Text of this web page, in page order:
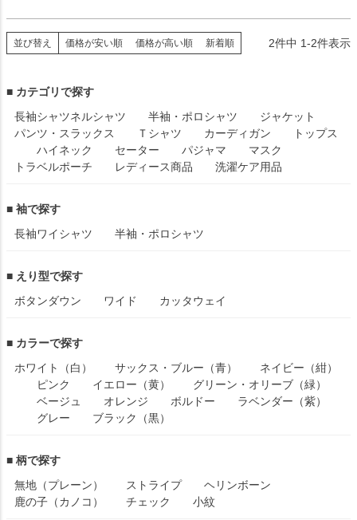
並び替え 価格が安い順 価格が高い順 新着順 2件中 1-2件表示
■ カテゴリで探す
長袖シャツネルシャツ 半袖・ポロシャツ
ジャケット
パンツ・スラックス
Ｔシャツ カーディガン
トップス
ハイネック
セーター パジャマ
マスク
トラベルポーチ
レディース商品 洗濯ケア用品
■ 袖で探す
長袖ワイシャツ
半袖・ポロシャツ
■ えり型で探す
ボタンダウン
ワイド カッタウェイ
■ カラーで探す
ホワイト（白）
サックス・ブルー（青）
ネイビー（紺）
ピンク
イエロー（黄）
グリーン・オリーブ（緑）
ベージュ
オレンジ ボルドー
ラベンダー（紫）
グレー
ブラック（黒）
■ 柄で探す
無地（プレーン）
ストライプ
ヘリンボーン
鹿の子（カノコ）
チェック 小紋